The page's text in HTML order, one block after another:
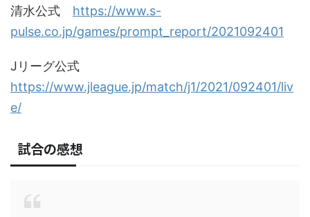
清水公式 https://www.s-
pulse.co.jp/games/prompt_report/2021092401
Jリーグ公式
https://www.jleague.jp/match/j1/2021/092401/liv
e/
試合の感想